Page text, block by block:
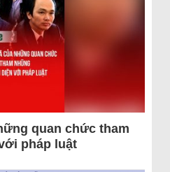
quan chức tham
pháp luật